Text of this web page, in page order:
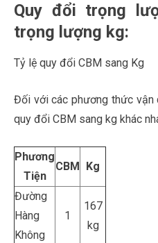
Quy đổi trọng
trọng lượng kg:
Tỷ lệ quy đổi CBM sang Kg
Đối với các phương thức vận
quy đổi CBM sang kg khác
Phương
Tiện
CBM Kg
Đường
Hàng
Không
1
167
kg